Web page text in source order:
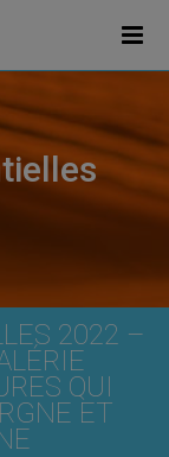
2022 –
QUI
ET